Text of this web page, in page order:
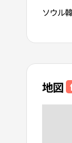
ソウル
地図